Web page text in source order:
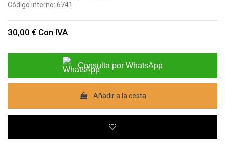
Código interno: 6741
30,00 € Con IVA
Consulta por WhatsApp
Añadir a la cesta